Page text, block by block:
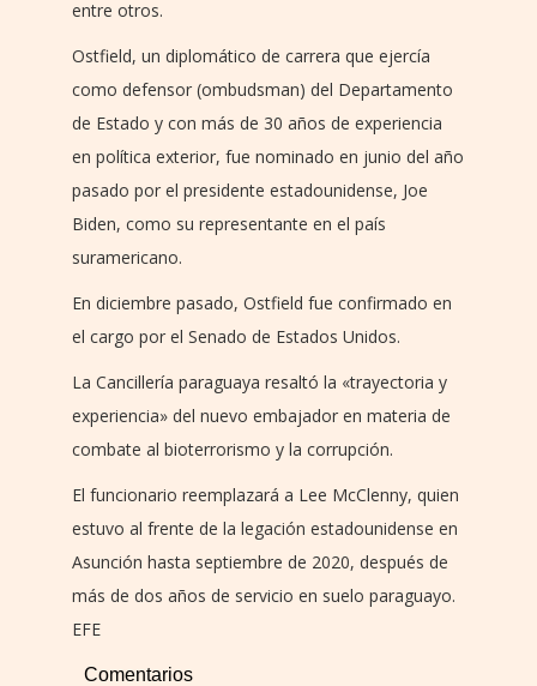
entre otros.
Ostfield, un diplomático de carrera que ejercía
como defensor (ombudsman) del Departamento
de Estado y con más de 30 años de experiencia
en política exterior, fue nominado en junio del año
pasado por el presidente estadounidense, Joe
Biden, como su representante en el país
suramericano.
En diciembre pasado, Ostfield fue confirmado en
el cargo por el Senado de Estados Unidos.
La Cancillería paraguaya resaltó la «trayectoria y
experiencia» del nuevo embajador en materia de
combate al bioterrorismo y la corrupción.
El funcionario reemplazará a Lee McClenny, quien
estuvo al frente de la legación estadounidense en
Asunción hasta septiembre de 2020, después de
más de dos años de servicio en suelo paraguayo.
EFE
Comentarios